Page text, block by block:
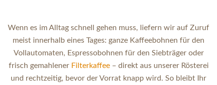
Wenn es im Alltag schnell gehen muss, liefern wir auf Zuruf
meist innerhalb eines Tages: ganze Kaffeebohnen für den
Vollautomaten, Espressobohnen für den Siebträger oder
frisch gemahlener Filterkaffee– direkt aus unserer Rösterei
und rechtzeitig, bevor der Vorrat knapp wird. So bleibt Ihr